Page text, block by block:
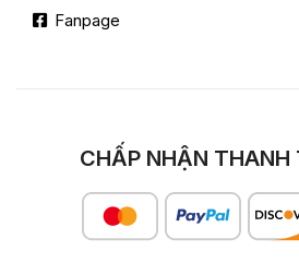
Fanpage
CHẤP NHẬN THANH